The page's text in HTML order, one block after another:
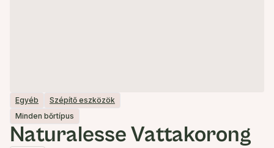
Egyéb
Szépítő eszközök
Minden bőrtípus
Naturalesse Vattakorong